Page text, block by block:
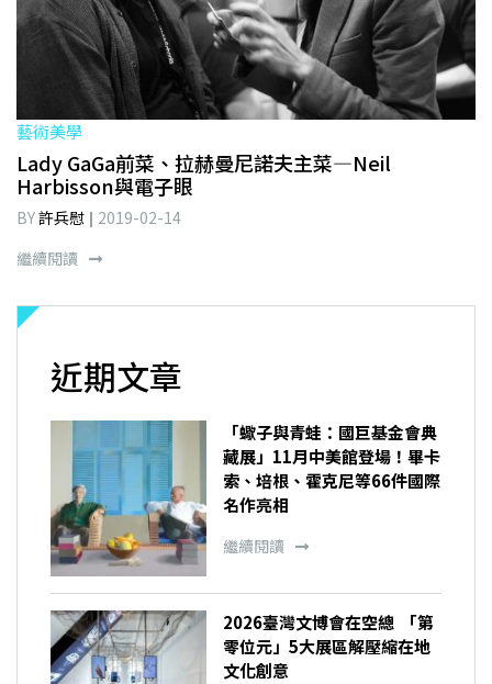
藝術美學
Lady GaGa前菜、拉赫曼尼諾夫主菜—Neil
Harbisson與電子眼
BY許兵慰
2019-02-14
繼續閱讀
近期文章
「蠍子與青蛙：國巨基金會典
藏展」11月中美館登場！畢卡
索、培根、霍克尼等66件國際
名作亮相
繼續閱讀
2026臺灣文博會在空總 「第
零位元」5大展區解壓縮在地
文化創意